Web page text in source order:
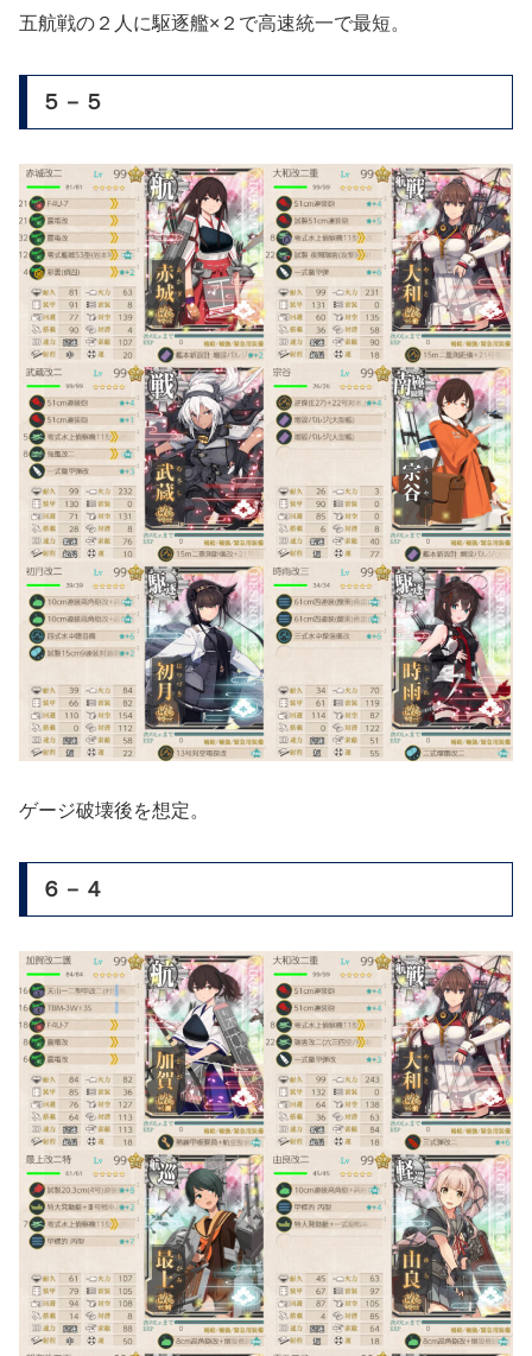
五航戦の２人に駆逐艦×２で高速統一で最短。
５－５
ゲージ破壊後を想定。
６－４